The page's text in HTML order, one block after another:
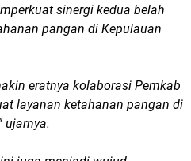
sinergi kedua belah
pangan di Kepulauan
eratnya kolaborasi Pemkab
layanan ketahanan pangan di
ujarnya.